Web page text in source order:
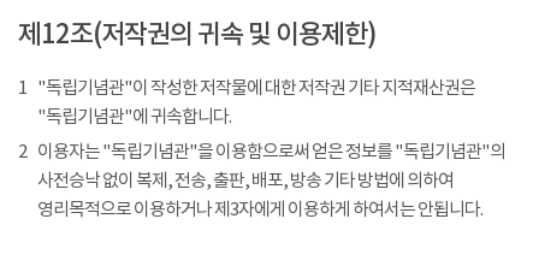
제12조(저작권의 귀속 및 이용제한)
1 "독립기념관"이 작성한 저작물에 대한 저작권 기타 지적재산권은
"독립기념관"에 귀속합니다.
2 이용자는 "독립기념관"을 이용함으로써 얻은 정보를 "독립기념관"의
사전승낙 없이 복제, 전송, 출판, 배포, 방송 기타 방법에 의하여
영리목적으로 이용하거나 제3자에게 이용하게 하여서는 안됩니다.